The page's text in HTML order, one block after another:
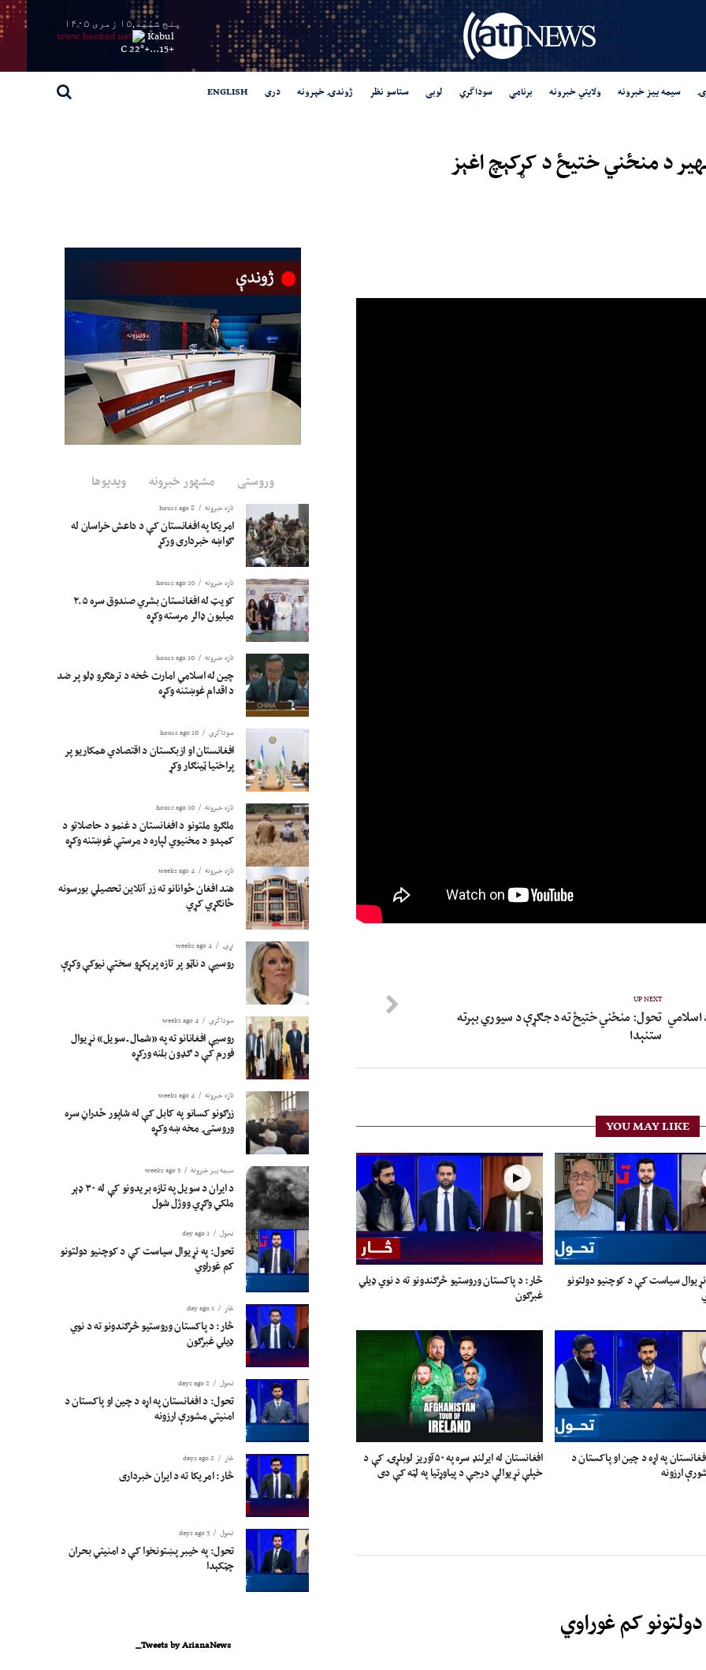
پنج شنبه,۱۵ زمری ۱۴۰۵
Kabul
+
15...
+
22° C
سیمه ییز خبرونه ولایتي خبرونه برنامې سوداگري لوبی ستاسو نظر ژوندۍ خپرونه دری ENGLISH
د منځني ختیځ د کړکېچ اغېز
UP NEXT
تحول: منځني ختیځ ته د جګړې د سیوري بېرته
ستنېدا
اسلامي
YOU MAY LIKE
سیاست کې د کوچنیو دولتونو
څار: د پاکستان وروستیو څرګندونو ته د نوي ډیلي
غبرګون
په اړه د چین او پاکستان د
ارزونه
افغانستان له ایرلنډ سره په ۵۰آوریز لوبلړۍ کې د
خپلې نړیوالې درجې د پیاوړتیا په لټه کې دی
کم غوراوي
وروستی مشهور خبرونه ویدیوها
تازه خبرونه 8 hours ago
امریکا په افغانستان کې د داعش خراسان له
ګواښه خبرداری ورکړ
تازه خبرونه 10 hours ago
کویټ له افغانستان بشري صندوق سره ۲.۵
میلیون ډالر مرسته وکړه
تازه خبرونه 10 hours ago
چین له اسلامي امارت څخه د ترهګرو ډلو پر ضد
د اقدام غوښتنه وکړه
سوداگري 10 hours ago
افغانستان او ازبکستان د اقتصادي همکاریو پر
پراختیا ټینګار وکړ
تازه خبرونه 10 hours ago
ملګرو ملتونو د افغانستان د غنمو د حاصلاتو د
کمېدو د مخنیوي لپاره د مرستې غوښتنه وکړه
تازه خبرونه 4 weeks ago
هند افغان ځوانانو ته زر آنلاین تحصیلي بورسونه
ځانګړي کړي
نړۍ 4 weeks ago
روسیې د ناټو پر تازه پرېکړو سختې نیوکې وکړې
سوداگري 4 weeks ago
روسیې افغانانو ته په «شمال ـ سویل» نړیوال
فورم کې د ګډون بلنه ورکړه
تازه خبرونه 4 weeks ago
زرګونو کسانو په کابل کې له شاپور ځدراڼ سره
وروستۍ مخه ښه وکړه
سیمه ییز خبرونه 3 weeks ago
د ایران د سویل په تازه بریدونو کې له ۳۰ ډېر
ملکي وګړي ووژل شول
تحول 1 day ago
تحول: په نړیوال سیاست کې د کوچنیو دولتونو
کم غوراوي
څار 1 day ago
څار: د پاکستان وروستیو څرګندونو ته د نوي
ډیلي غبرګون
تحول 2 days ago
تحول: د افغانستان په اړه د چین او پاکستان د
امنیتي مشورې ارزونه
څار 2 days ago
څار: امریکا ته د ایران خبرداری
تحول 3 days ago
تحول: په خیبر پښتونخوا کې د امنیتي بحران
چټکېدا
Tweets by ArianaNews_